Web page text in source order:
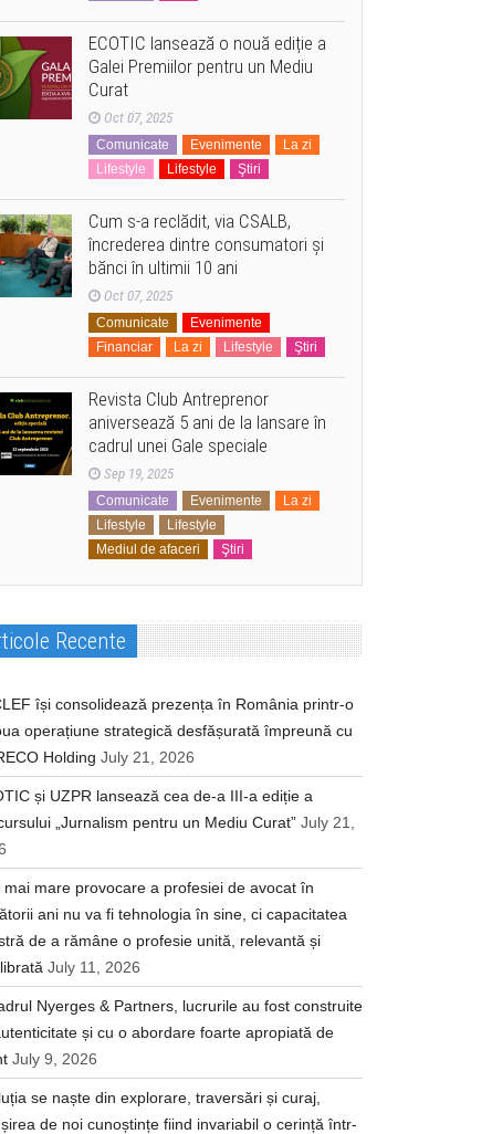
ECOTIC lansează o nouă ediție a
Galei Premiilor pentru un Mediu
Curat
Oct 07, 2025
Comunicate Evenimente
La zi
Lifestyle
Lifestyle Ştiri
Cum s-a reclădit, via CSALB,
încrederea dintre consumatori și
bănci în ultimii 10 ani
Oct 07, 2025
Comunicate
Evenimente
Financiar
La zi Lifestyle Ştiri
Revista Club Antreprenor
aniversează 5 ani de la lansare în
cadrul unei Gale speciale
Sep 19, 2025
Comunicate Evenimente
La zi
Lifestyle
Lifestyle
Mediul de afaceri
Ştiri
Recente
își consolidează prezența în România printr-o
operațiune strategică desfășurată împreună cu
Holding July 21, 2026
și UZPR lansează cea de-a III-a ediție a
„Jurnalism pentru un Mediu Curat” July 21,
mai mare provocare a profesiei de avocat în
ani nu va fi tehnologia în sine, ci capacitatea
de a rămâne o profesie unită, relevantă și
July 11, 2026
Nyerges & Partners, lucrurile au fost construite
și cu o abordare foarte apropiată de
July 9, 2026
se naște din explorare, traversări și curaj,
de noi cunoștințe fiind invariabil o cerință într-